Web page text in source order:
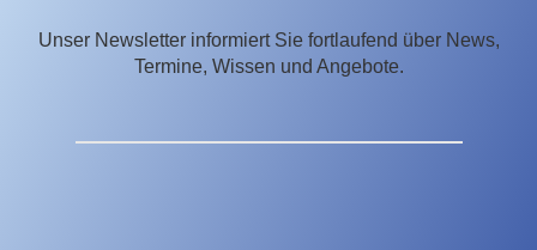
Unser Newsletter informiert Sie fortlaufend über News,
Termine, Wissen und Angebote.